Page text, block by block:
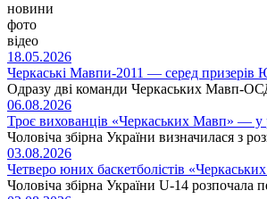
новини
фото
відео
18.05.2026
Черкаські Мавпи-2011 — серед призерів
Одразу дві команди Черкаських Мавп-
06.08.2026
Троє вихованців «Черкаських Мавп» — у
Чоловіча збірна України визначилася з
03.08.2026
Четверо юних баскетболістів
Чоловіча збірна України U-14